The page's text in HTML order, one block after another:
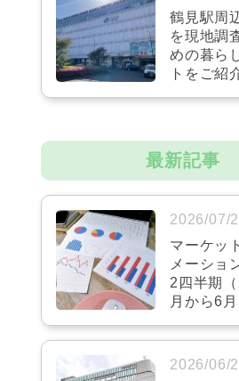
鶴見駅周
を現地調
めの暮ら
トをご紹
最新記事
2026/07/
マーケッ
メーショ
2四半期
月から6月
2026/06/